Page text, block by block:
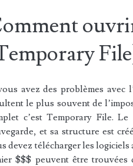
avez des problèmes
le plus souvent de
c’est Temporary File.
et sa structure est
devez télécharger les logiciels
$$$ peuvent être trouvées